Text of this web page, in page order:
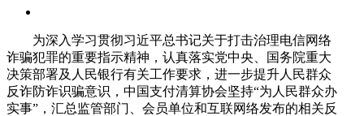
为深入学习贯彻习近平总书记关于打击治理电信网络
诈骗犯罪的重要指示精神，认真落实党中央、国务院重大
决策部署及人民银行有关工作要求，进一步提升人民群众
反诈防诈识骗意识，中国支付清算协会坚持“为人民群众办
实事”，汇总监管部门、会员单位和互联网络发布的相关反